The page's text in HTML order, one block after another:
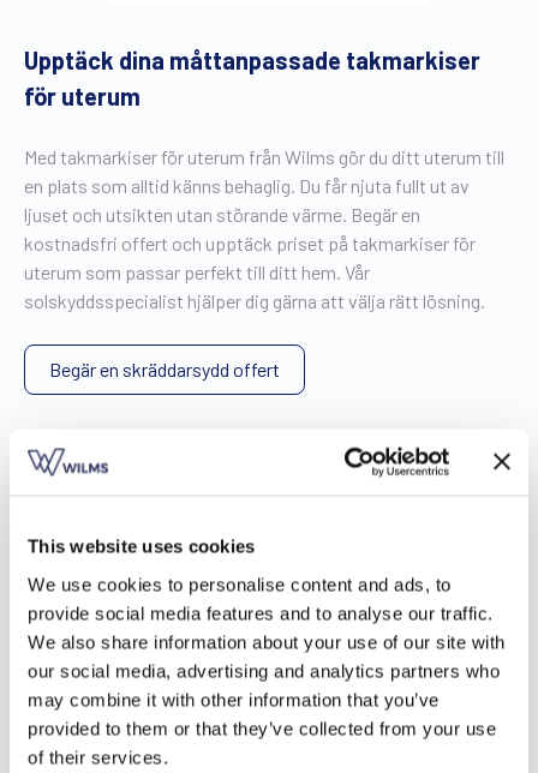
This website uses cookies
We use cookies to personalise content and ads, to
provide social media features and to analyse our traffic.
We also share information about your use of our site with
our social media, advertising and analytics partners who
may combine it with other information that you’ve
provided to them or that they’ve collected from your use
of their services.
Upptäck dina måttanpassade takmarkiser
för uterum
Med takmarkiser för uterum från Wilms gör du ditt uterum till
en plats som alltid känns behaglig. Du får njuta fullt ut av
ljuset och utsikten utan störande värme. Begär en
kostnadsfri offert och upptäck priset på takmarkiser för
uterum som passar perfekt till ditt hem. Vår
solskyddsspecialist hjälper dig gärna att välja rätt lösning.
Begär en skräddarsydd offert
Dina frågor besvarade av
vår expert